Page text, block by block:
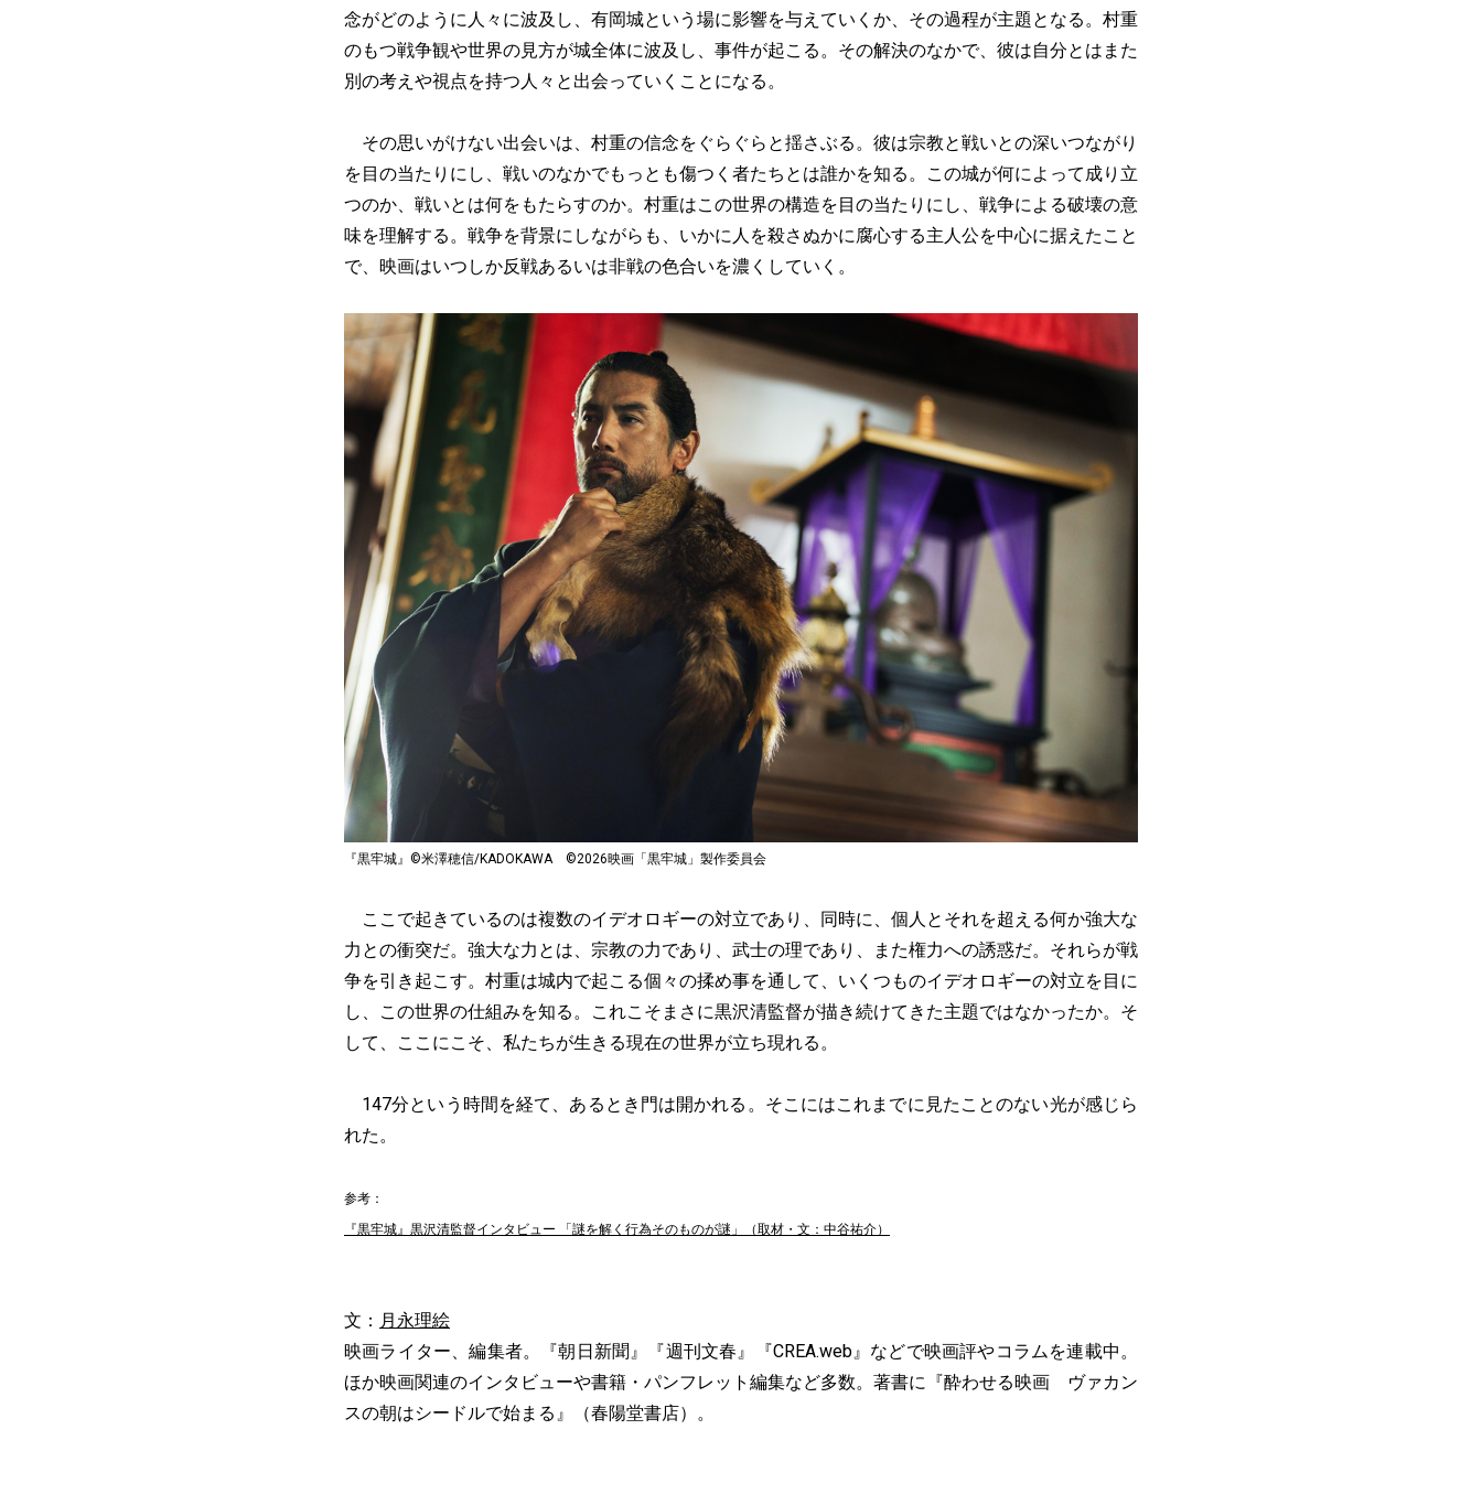
念がどのように人々に波及し、有岡城という場に影響を与えていくか、その過程が主題となる。村重
のもつ戦争観や世界の見方が城全体に波及し、事件が起こる。その解決のなかで、彼は自分とはまた
別の考えや視点を持つ人々と出会っていくことになる。
その思いがけない出会いは、村重の信念をぐらぐらと揺さぶる。彼は宗教と戦いとの深いつながり
を目の当たりにし、戦いのなかでもっとも傷つく者たちとは誰かを知る。この城が何によって成り立
つのか、戦いとは何をもたらすのか。村重はこの世界の構造を目の当たりにし、戦争による破壊の意
味を理解する。戦争を背景にしながらも、いかに人を殺さぬかに腐心する主人公を中心に据えたこと
で、映画はいつしか反戦あるいは非戦の色合いを濃くしていく。
『黒牢城』©米澤穂信/KADOKAWA ©2026映画「黒牢城」製作委員会
ここで起きているのは複数のイデオロギーの対立であり、同時に、個人とそれを超える何か強大な
力との衝突だ。強大な力とは、宗教の力であり、武士の理であり、また権力への誘惑だ。それらが戦
争を引き起こす。村重は城内で起こる個々の揉め事を通して、いくつものイデオロギーの対立を目に
し、この世界の仕組みを知る。これこそまさに黒沢清監督が描き続けてきた主題ではなかったか。そ
して、ここにこそ、私たちが生きる現在の世界が立ち現れる。
147分という時間を経て、あるとき門は開かれる。そこにはこれまでに見たことのない光が感じら
れた。
参考：
『黒牢城』黒沢清監督インタビュー 「 謎を解く行為そのものが謎 」（取材・文：中谷祐介）
文： 月永理絵
映画ライター、編集者。『朝日新聞』『週刊文春』『CREA.web』などで映画評やコラムを連載中。
ほか映画関連のインタビューや書籍・パンフレット編集など多数。著書に『酔わせる映画 ヴァカン
スの朝はシードルで始まる』（春陽堂書店）。